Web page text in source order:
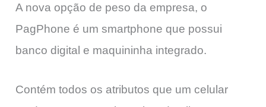
A nova opção de peso da empresa, o
PagPhone é um smartphone que possui
banco digital e maquininha integrado.
Contém todos os atributos que um celular